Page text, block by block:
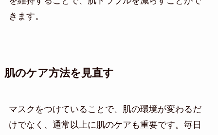
きます。
肌のケア方法を見直す
マスクをつけていることで、肌の環境が変わるだ
けでなく、通常以上に肌のケアも重要です。毎日